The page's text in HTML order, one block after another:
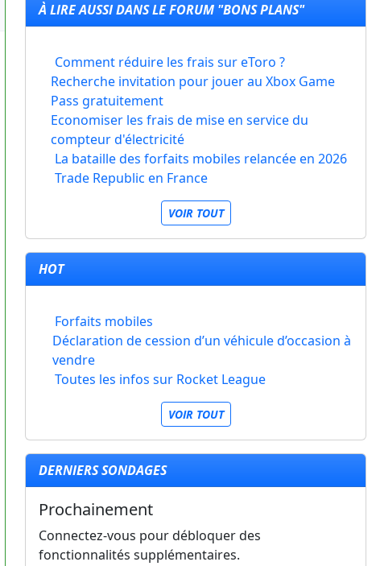
À LIRE AUSSI DANS LE FORUM "BONS PLANS"
Comment réduire les frais sur eToro ?
Recherche invitation pour jouer au Xbox Game
Pass gratuitement
Economiser les frais de mise en service du
compteur d'électricité
La bataille des forfaits mobiles relancée en 2026
Trade Republic en France
VOIR TOUT
HOT
Forfaits mobiles
Déclaration de cession d’un véhicule d’occasion à
vendre
Toutes les infos sur Rocket League
VOIR TOUT
DERNIERS SONDAGES
Prochainement
Connectez-vous pour débloquer des
fonctionnalités supplémentaires.